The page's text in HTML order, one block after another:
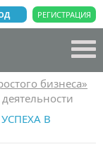
РЕГИСТРАЦИЯ
бизнеса»
В